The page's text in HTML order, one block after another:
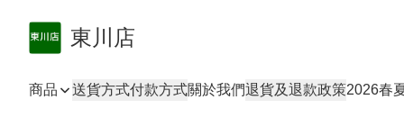
東川店
商品 送貨方式付款方式關於我們退貨及退款政策2026春